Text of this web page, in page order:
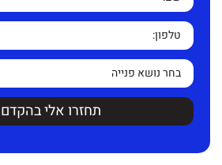
תחזרו אלי בהקדם